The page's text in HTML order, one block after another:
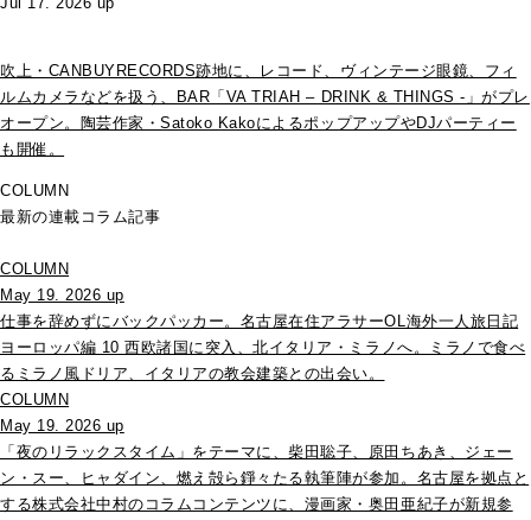
吹上・CANBUYRECORDS跡地に、レコード、ヴィンテージ眼鏡、フィ
ルムカメラなどを扱う、BAR「VA TRIAH – DRINK & THINGS -」がプレ
オープン。陶芸作家・Satoko KakoによるポップアップやDJパーティー
も開催。
COLUMN
最新の連載コラム記事
COLUMN
May 19. 2026 up
仕事を辞めずにバックパッカー。名古屋在住アラサーOL海外一人旅日記
ヨーロッパ編 10 西欧諸国に突入、北イタリア・ミラノへ。ミラノで食べ
るミラノ風ドリア、イタリアの教会建築との出会い。
COLUMN
May 19. 2026 up
「夜のリラックスタイム」をテーマに、柴田聡子、原田ちあき、ジェー
ン・スー、ヒャダイン、燃え殻ら錚々たる執筆陣が参加。名古屋を拠点と
する株式会社中村のコラムコンテンツに、漫画家・奥田亜紀子が新規参